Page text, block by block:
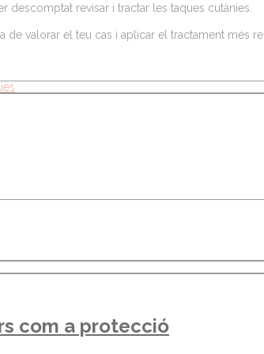
revisar i tractar les taques cutànies.
de valorar el teu cas i aplicar el tractament més
com a protecció